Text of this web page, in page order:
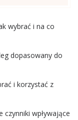
wybrać i na co
dopasowany do
i korzystać z
czynniki wpływające